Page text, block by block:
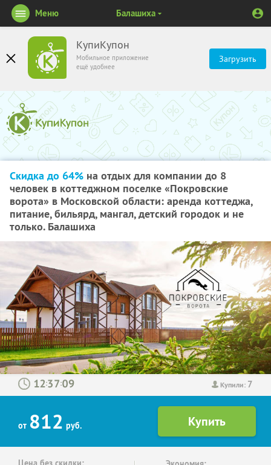
КупиКупон
Мобильное приложение
ещё удобнее
Загрузить
Меню Балашиха
Скидка до 64% на отдых для компании до 8
человек в коттеджном поселке «Покровские
ворота» в Московской области: аренда коттеджа,
питание, бильярд, мангал, детский городок и не
только. Балашиха
Купили: 7
: :
от 812 руб.